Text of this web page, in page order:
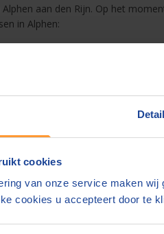
cookies
van onze service maken
cookies u accepteert door te
aan den Rijn. Op het
in Alphen:
Kroes en Partners)
bij
de buurt van uw stad of dorp.
Alphen aan den Rijn vindt u bij